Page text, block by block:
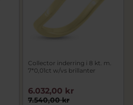
Collector inderring i 8 kt. m.
7*0,01ct w/vs brillanter
7.540,00 kr
6.032,00 kr